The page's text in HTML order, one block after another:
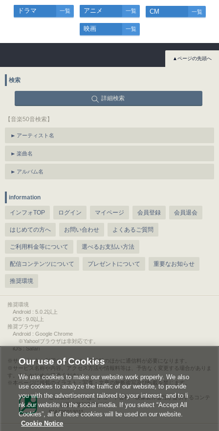
ドラマ 一覧 アニメ 一覧 CM 一覧
映画 一覧
▲ページの先頭へ
検索
詳細検索
【音楽50音検索】
アーティスト名
楽曲名
アルバム名
information
インフォTOP ログイン マイページ 会員登録 会員退会
はじめての方へ お問い合わせ よくあるご質問
ご利用料金等について 選べるお支払い方法
配信コンテンツについて プレゼントについて 重要なお知らせ
推奨環境
推奨環境
Android : 5.0.2以上
iOS : 9.0以上
推奨ブラウザ
Android : Google Chrome
※Yahoo!ブラウザは非対応です。
iOS : Safari
サービスをご利用されるには、情報料のほかに通信料が必要になります。
サービス名称や内容、アクセス方法や情報料等は、予告なく変更する場合がありま
す。あらかじめご了承ください。
本ページに掲載のイラスト・写真・文章の無断複写及び転載を禁じます。
このエルマークは、レコード会社・映像製作会社が提供するコンテ
ンツを示す登録商標です。
RIAJ00013011
Our use of Cookies
We use cookies to make our website work properly. We also
use cookies to analyze the traffic of our website, to provide
you with the advertisement tailored to your interest, and to li
nk our website to the social media. If you select “Accept All
Cookies”, all of these cookies will be used on our website.
Cookie Notice